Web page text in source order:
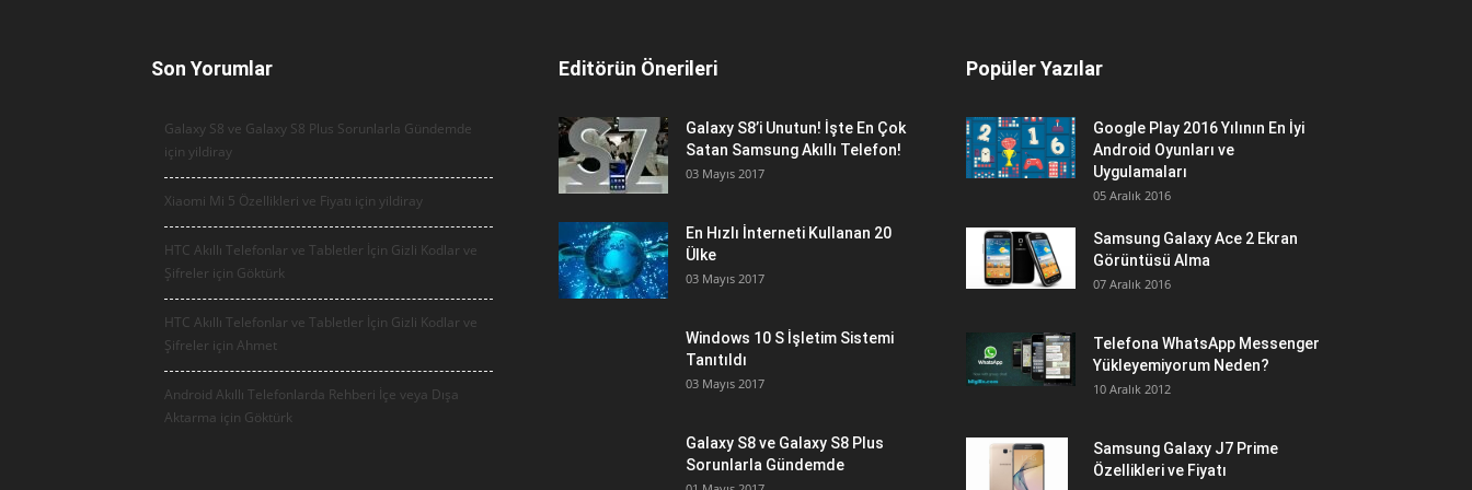
Son Yorumlar
Galaxy S8 ve Galaxy S8 Plus Sorunlarla Gündemde
için yildiray
Xiaomi Mi 5 Özellikleri ve Fiyatı için yildiray
HTC Akıllı Telefonlar ve Tabletler İçin Gizli Kodlar ve
Şifreler için Göktürk
HTC Akıllı Telefonlar ve Tabletler İçin Gizli Kodlar ve
Şifreler için Ahmet
Android Akıllı Telefonlarda Rehberi İçe veya Dışa
Aktarma için Göktürk
Editörün Önerileri
Galaxy S8’i Unutun! İşte En Çok
Satan Samsung Akıllı Telefon!
03 Mayıs 2017
En Hızlı İnterneti Kullanan 20
Ülke
03 Mayıs 2017
Windows 10 S İşletim Sistemi
Tanıtıldı
03 Mayıs 2017
Galaxy S8 ve Galaxy S8 Plus
Sorunlarla Gündemde
Popüler Yazılar
Google Play 2016 Yılının En İyi
Android Oyunları ve
Uygulamaları
05 Aralık 2016
Samsung Galaxy Ace 2 Ekran
Görüntüsü Alma
07 Aralık 2016
Telefona WhatsApp Messenger
Yükleyemiyorum Neden?
10 Aralık 2012
Samsung Galaxy J7 Prime
Özellikleri ve Fiyatı